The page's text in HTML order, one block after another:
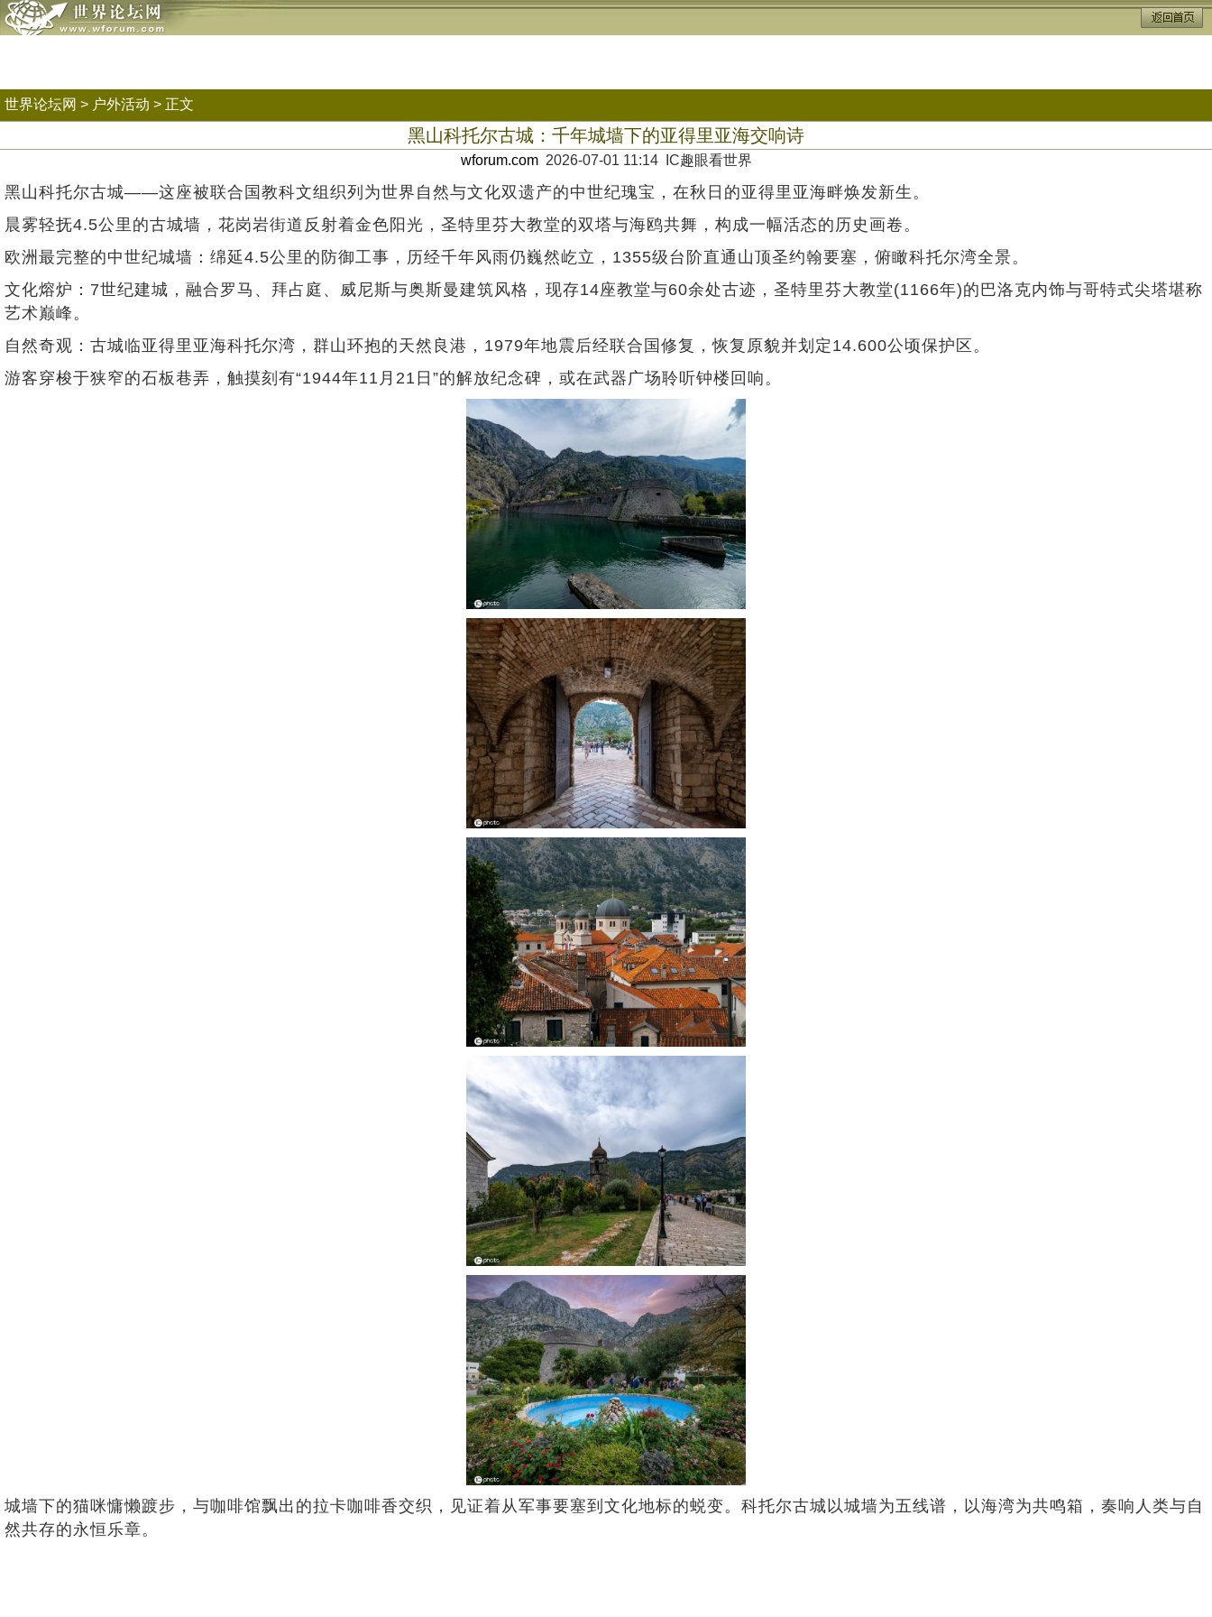
世界论坛网 > 户外活动 > 正文
黑山科托尔古城：千年城墙下的亚得里亚海交响诗
wforum.com2026-07-01 11:14 IC趣眼看世界
黑山科托尔古城——这座被联合国教科文组织列为世界自然与文化双遗产的中世纪瑰宝，在秋日的亚得里亚海畔焕发新生。
晨雾轻抚4.5公里的古城墙，花岗岩街道反射着金色阳光，圣特里芬大教堂的双塔与海鸥共舞，构成一幅活态的历史画卷。
欧洲最完整的中世纪城墙：绵延4.5公里的防御工事，历经千年风雨仍巍然屹立，1355级台阶直通山顶圣约翰要塞，俯瞰科托尔湾全景。
文化熔炉：7世纪建城，融合罗马、拜占庭、威尼斯与奥斯曼建筑风格，现存14座教堂与60余处古迹，圣特里芬大教堂(1166年)的巴洛克内饰与哥特式尖塔堪称
艺术巅峰。
自然奇观：古城临亚得里亚海科托尔湾，群山环抱的天然良港，1979年地震后经联合国修复，恢复原貌并划定14.600公顷保护区。
游客穿梭于狭窄的石板巷弄，触摸刻有“1944年11月21日”的解放纪念碑，或在武器广场聆听钟楼回响。
城墙下的猫咪慵懒踱步，与咖啡馆飘出的拉卡咖啡香交织，见证着从军事要塞到文化地标的蜕变。科托尔古城以城墙为五线谱，以海湾为共鸣箱，奏响人类与自
然共存的永恒乐章。